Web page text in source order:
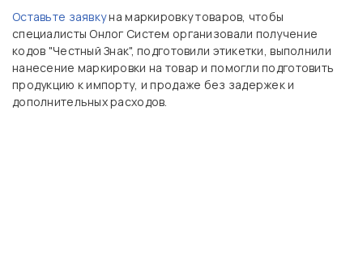
Оставьте заявкуна маркировку товаров, чтобы
специалисты Онлог Систем организовали получение
кодов "Честный Знак", подготовили этикетки, выполнили
нанесение маркировки на товар и помогли подготовить
продукцию к импорту, и продаже без задержек и
дополнительных расходов.